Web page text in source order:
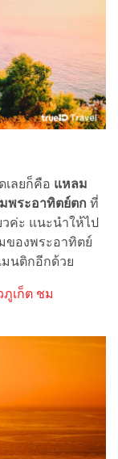
ลยก็คือ แหลม
พระอาทิตย์ตก ที่
วค่ะ แนะนำให้ไป
ของพระอาทิตย์
มนติกอีกด้วย
เก็ต ชม